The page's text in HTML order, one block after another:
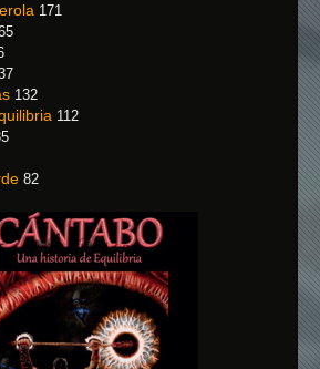
171
132
112
82